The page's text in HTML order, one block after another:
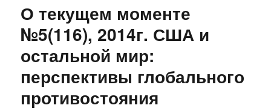
О текущем моменте
№5(116), 2014г. США и
остальной мир:
перспективы глобального
противостояния